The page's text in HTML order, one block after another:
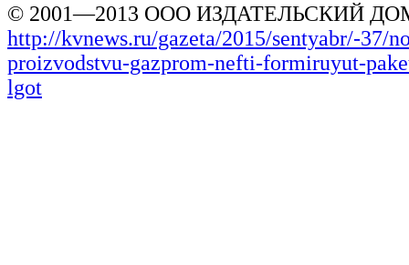
© 2001—2013 ООО ИЗДАТЕЛЬСКИЙ
http://kvnews.ru/gazeta/2015/sentyabr/-37/
proizvodstvu-gazprom-nefti-formiruyut-
lgot